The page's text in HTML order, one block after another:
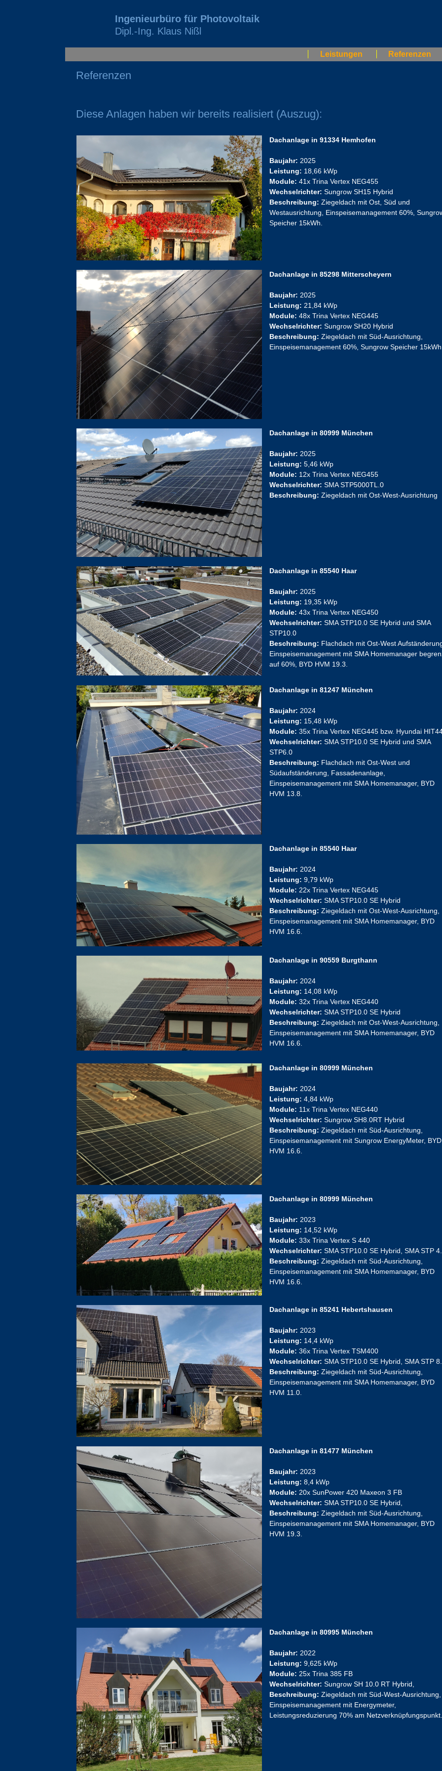
Ingenieurbüro für Photovoltaik
Dipl.-Ing. Klaus Nißl
Leistungen Referenzen
Referenzen
Diese Anlagen haben wir bereits realisiert (Auszug):
Dachanlage in 91334 Hemhofen
Baujahr: 2025
Leistung: 18,66 kWp
Module: 41x Trina Vertex NEG455
Wechselrichter: Sungrow SH15 Hybrid
Beschreibung: Ziegeldach mit Ost, Süd und
Westausrichtung, Einspeisemanagement 60%,
Speicher 15kWh.
Dachanlage in 85298 Mitterscheyern
Baujahr: 2025
Leistung: 21,84 kWp
Module: 48x Trina Vertex NEG445
Wechselrichter: Sungrow SH20 Hybrid
Beschreibung: Ziegeldach mit Süd-Ausrichtung,
Einspeisemanagement 60%, Sungrow Speicher
Dachanlage in 80999 München
Baujahr: 2025
Leistung: 5,46 kWp
Module: 12x Trina Vertex NEG455
Wechselrichter: SMA STP5000TL.0
Beschreibung: Ziegeldach mit Ost-West-Ausrichtung
Dachanlage in 85540 Haar
Baujahr: 2025
Leistung: 19,35 kWp
Module: 43x Trina Vertex NEG450
Wechselrichter: SMA STP10.0 SE Hybrid und SMA
STP10.0
Beschreibung: Flachdach mit Ost-West
Einspeisemanagement mit SMA Homemanager
auf 60%, BYD HVM 19.3.
Dachanlage in 81247 München
Baujahr: 2024
Leistung: 15,48 kWp
Module: 35x Trina Vertex NEG445 bzw. Hyundai
Wechselrichter: SMA STP10.0 SE Hybrid und SMA
STP6.0
Beschreibung: Flachdach mit Ost-West und
Südaufständerung, Fassadenanlage,
Einspeisemanagement mit SMA Homemanager, BYD
HVM 13.8.
Dachanlage in 85540 Haar
Baujahr: 2024
Leistung: 9,79 kWp
Module: 22x Trina Vertex NEG445
Wechselrichter: SMA STP10.0 SE Hybrid
Beschreibung: Ziegeldach mit Ost-West-Ausrichtung,
Einspeisemanagement mit SMA Homemanager, BYD
HVM 16.6.
Dachanlage in 90559 Burgthann
Baujahr: 2024
Leistung: 14,08 kWp
Module: 32x Trina Vertex NEG440
Wechselrichter: SMA STP10.0 SE Hybrid
Beschreibung: Ziegeldach mit Ost-West-Ausrichtung,
Einspeisemanagement mit SMA Homemanager, BYD
HVM 16.6.
Dachanlage in 80999 München
Baujahr: 2024
Leistung: 4,84 kWp
Module: 11x Trina Vertex NEG440
Wechselrichter: Sungrow SH8.0RT Hybrid
Beschreibung: Ziegeldach mit Süd-Ausrichtung,
Einspeisemanagement mit Sungrow EnergyMeter, BYD
HVM 16.6.
Dachanlage in 80999 München
Baujahr: 2023
Leistung: 14,52 kWp
Module: 33x Trina Vertex S 440
Wechselrichter: SMA STP10.0 SE Hybrid, SMA STP
Beschreibung: Ziegeldach mit Süd-Ausrichtung,
Einspeisemanagement mit SMA Homemanager, BYD
HVM 16.6.
Dachanlage in 85241 Hebertshausen
Baujahr: 2023
Leistung: 14,4 kWp
Module: 36x Trina Vertex TSM400
Wechselrichter: SMA STP10.0 SE Hybrid, SMA STP
Beschreibung: Ziegeldach mit Süd-Ausrichtung,
Einspeisemanagement mit SMA Homemanager, BYD
HVM 11.0.
Dachanlage in 81477 München
Baujahr: 2023
Leistung: 8,4 kWp
Module: 20x SunPower 420 Maxeon 3 FB
Wechselrichter: SMA STP10.0 SE Hybrid,
Beschreibung: Ziegeldach mit Süd-Ausrichtung,
Einspeisemanagement mit SMA Homemanager, BYD
HVM 19.3.
Dachanlage in 80995 München
Baujahr: 2022
Leistung: 9,625 kWp
Module: 25x Trina 385 FB
Wechselrichter: Sungrow SH 10.0 RT Hybrid,
Beschreibung: Ziegeldach mit Süd-West-Ausrichtung,
Einspeisemanagement mit Energymeter,
Leistungsreduzierung 70% am